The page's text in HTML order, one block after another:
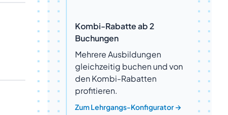
Kombi-Rabatte ab 2
Buchungen
Mehrere Ausbildungen
gleichzeitig buchen und von
den Kombi-Rabatten
profitieren.
Zum Lehrgangs-Konfigurator→